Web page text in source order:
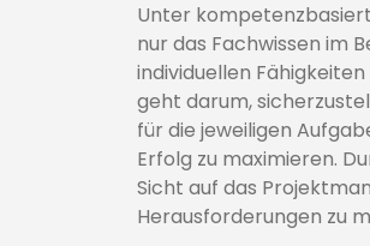
Unter
nur das Fachwissen im
individuellen
geht darum,
für die jeweiligen
Erfolg zu maximieren.
Sicht auf das
Herausforderungen zu